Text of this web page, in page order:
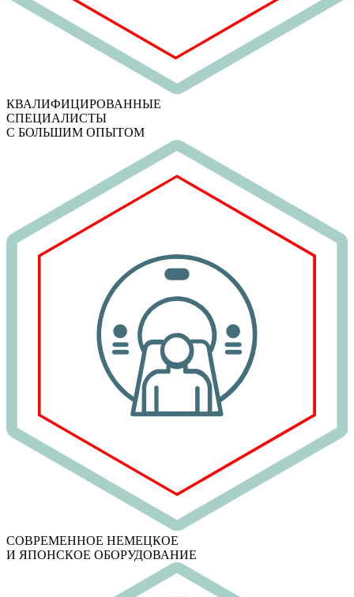
КВАЛИФИЦИРОВАННЫЕ
СПЕЦИАЛИСТЫ
С БОЛЬШИМ ОПЫТОМ
СОВРЕМЕННОЕ НЕМЕЦКОЕ
И ЯПОНСКОЕ ОБОРУДОВАНИЕ